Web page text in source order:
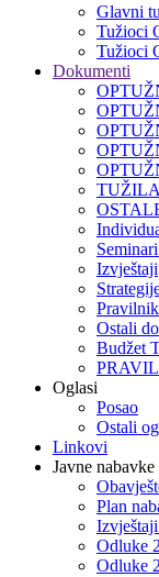
Glavni
Tužioci
Tužioci
Dokumenti
Izvještaji
Pravilnik
Ostali
Budžet
Oglasi
Posao
Ostali
Linkovi
Javne nabavke
Plan
Odluke
Odluke